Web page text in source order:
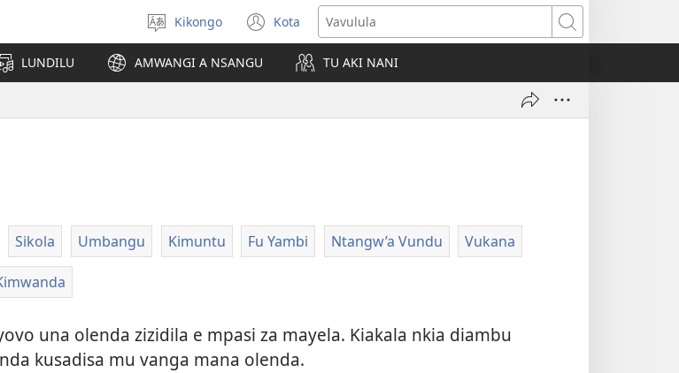
Sola
ndinga
Kikongo Kota
(opens
new
window)
Vavulula
LUNDILU AMWANGI A NSANGU TU AKI NANI
Sikola Umbangu Kimuntu Fu Yambi Ntangw’a Vundu Vukana
una olenda zizidila e mpasi za mayela. Kiakala nkia diambu
kusadisa mu vanga mana olenda.